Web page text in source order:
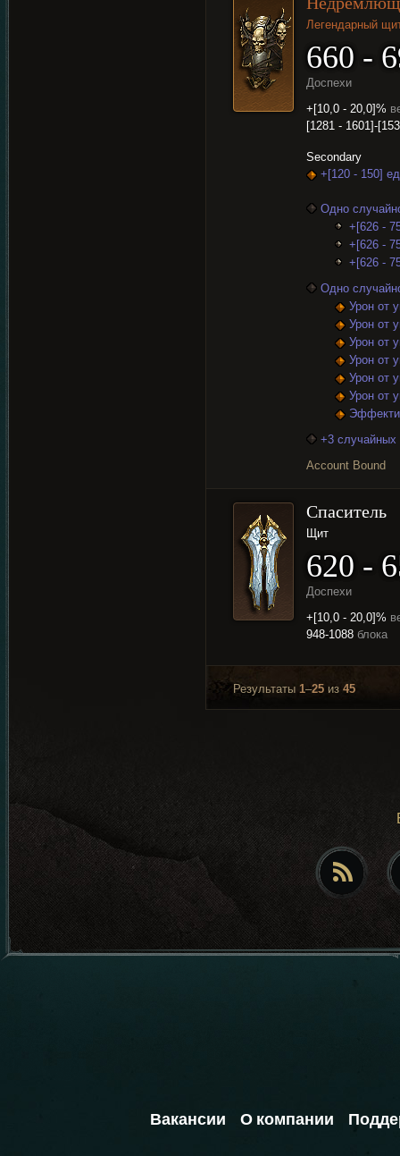
Легендарный
660 -
Доспехи
+[10,0 - 20,0]%
[1281 - 1601]-
Secondary
+[120 - 150]
Одно
+[626 -
+[626 -
+[626 -
Одно
Урон от
Урон от
Урон от
Урон от
Урон от
Урон от
+3 случайных
Account Bound
Спаситель
Щит
620 -
Доспехи
+[10,0 - 20,0]%
948-1088 блока
Результаты 1–25 из 45